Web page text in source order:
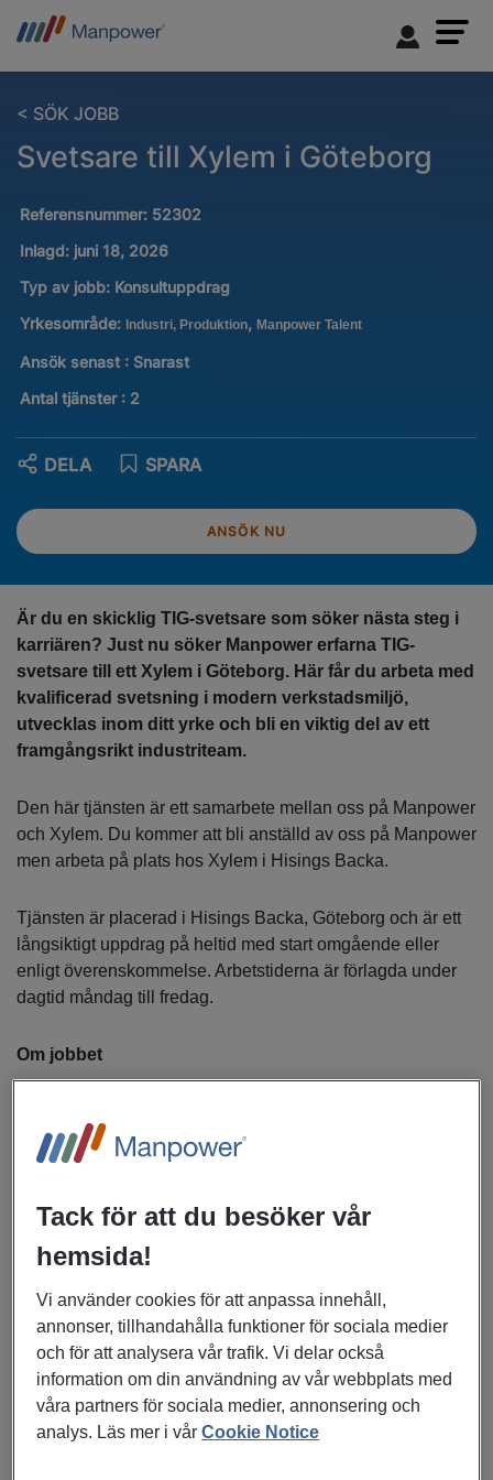
< SÖK JOBB
Svetsare till Xylem i Göteborg
Referensnummer: 52302
Inlagd: juni 18, 2026
Typ av jobb: Konsultuppdrag
Yrkesområde: Industri, Produktion, Manpower Talent
Ansök senast : Snarast
Antal tjänster : 2
ANSÖK NU
SPARA
DELA
Är du en skicklig TIG-svetsare som söker nästa steg i
karriären? Just nu söker Manpower erfarna TIG-
svetsare till ett Xylem i Göteborg. Här får du arbeta med
kvalificerad svetsning i modern verkstadsmiljö,
utvecklas inom ditt yrke och bli en viktig del av ett
framgångsrikt industriteam.
Den här tjänsten är ett samarbete mellan oss på Manpower
och Xylem. Du kommer att bli anställd av oss på Manpower
men arbeta på plats hos Xylem i Hisings Backa.
Tjänsten är placerad i Hisings Backa, Göteborg och är ett
långsiktigt uppdrag på heltid med start omgående eller
enligt överenskommelse. Arbetstiderna är förlagda under
dagtid måndag till fredag.
Om jobbet
konsult via Manpower hos Xylem får du arbeta med
kvalificerad TIG-svetsning i rostfritt stål och aluminium i en
som vill kombinera verkstadsarbete med montage och
installation ute hos kund, vilket ger en varierad och
stimulerande arbetsdag.
Du blir en viktig del av produktionen och leveransen, där
fokus ligger på hög kvalitet, precision och säkerhet. Här får
du möjlighet att utvecklas inom avancerad svetsning,
samtidigt som du arbetar i ett engagerat team hos ett
välkänt industriföretag.
Tack för att du besöker vår
hemsida!
Vi använder cookies för att anpassa innehåll,
annonser, tillhandahålla funktioner för sociala medier
och för att analysera vår trafik. Vi delar också
information om din användning av vår webbplats med
våra partners för sociala medier, annonsering och
analys. Läs mer i vårCookie Notice